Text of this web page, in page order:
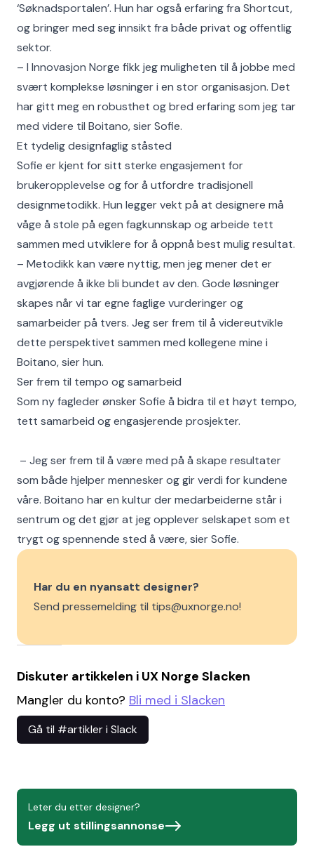
‘Søknadsportalen’. Hun har også erfaring fra Shortcut,
og bringer med seg innsikt fra både privat og offentlig
sektor.
– I Innovasjon Norge fikk jeg muligheten til å jobbe med
svært komplekse løsninger i en stor organisasjon. Det
har gitt meg en robusthet og bred erfaring som jeg tar
med videre til Boitano, sier Sofie.
Et tydelig designfaglig ståsted
Sofie er kjent for sitt sterke engasjement for
brukeropplevelse og for å utfordre tradisjonell
designmetodikk. Hun legger vekt på at designere må
våge å stole på egen fagkunnskap og arbeide tett
sammen med utviklere for å oppnå best mulig resultat.
– Metodikk kan være nyttig, men jeg mener det er
avgjørende å ikke bli bundet av den. Gode løsninger
skapes når vi tar egne faglige vurderinger og
samarbeider på tvers. Jeg ser frem til å videreutvikle
dette perspektivet sammen med kollegene mine i
Boitano, sier hun.
Ser frem til tempo og samarbeid
Som ny fagleder ønsker Sofie å bidra til et høyt tempo,
tett samarbeid og engasjerende prosjekter.
– Jeg ser frem til å være med på å skape resultater
som både hjelper mennesker og gir verdi for kundene
våre. Boitano har en kultur der medarbeiderne står i
sentrum og det gjør at jeg opplever selskapet som et
trygt og spennende sted å være, sier Sofie.
Har du en nyansatt designer?
Send pressemelding til tips@uxnorge.no!
Diskuter artikkelen i UX Norge Slacken
Mangler du konto? Bli med i Slacken
Gå til #artikler i Slack
Leter du etter designer?
Legg ut stillingsannonse